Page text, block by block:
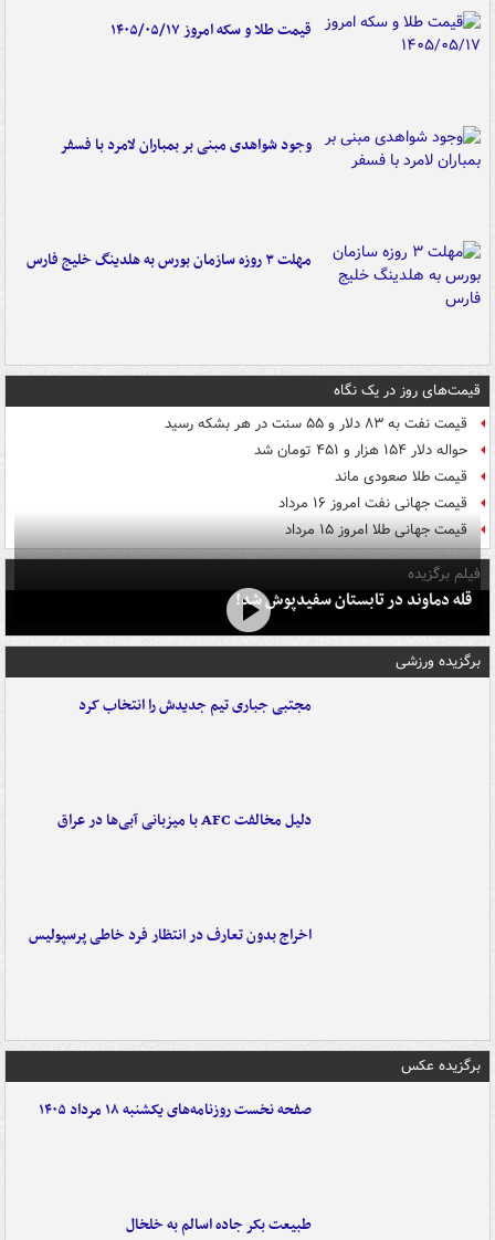
قیمت طلا و سکه امروز ۱۴۰۵/۰۵/۱۷
وجود شواهدی مبنی بر بمباران لامرد با فسفر
مهلت ۳ روزه سازمان بورس به هلدینگ خلیج فارس
قیمت‌های روز در یک نگاه
قیمت نفت به ۸۳ دلار و ۵۵ سنت در هر بشکه رسید
حواله دلار ۱۵۴ هزار و ۴۵۱ تومان شد
قیمت طلا صعودی ماند
قیمت جهانی نفت امروز ۱۶ مرداد
قیمت جهانی طلا امروز ۱۵ مرداد
فیلم برگزیده
قله دماوند در تابستان سفیدپوش شد!
برگزیده ورزشی
مجتبی جباری تیم جدیدش را انتخاب کرد
دلیل مخالفت AFC با میزبانی آبی‌ها در عراق
اخراج بدون تعارف در انتظار فرد خاطی پرسپولیس
برگزیده عکس
صفحه نخست روزنامه‌های یکشنبه ۱۸ مرداد ۱۴۰۵
طبیعت بکر جاده اسالم به خلخال